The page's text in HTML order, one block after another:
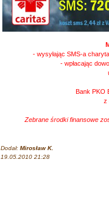
- wysyłając SMS-a
- wpłacając
Bank PKO
z
Zebrane środki finansowe
Dodał: Mirosław K.
19.05.2010 21:28